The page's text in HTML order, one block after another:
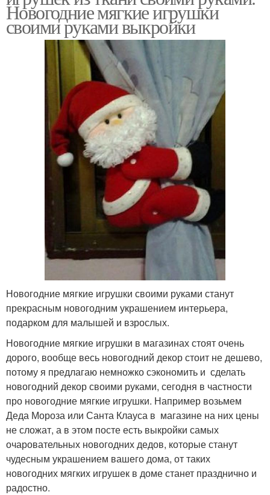
Новогодние мягкие игрушки
своими руками выкройки
Новогодние мягкие игрушки своими руками станут
прекрасным новогодним украшением интерьера,
подарком для малышей и взрослых.
Новогодние мягкие игрушки в магазинах стоят очень
дорого, вообще весь новогодний декор стоит не дешево,
потому я предлагаю немножко сэкономить и сделать
новогодний декор своими руками, сегодня в частности
про новогодние мягкие игрушки. Например возьмем
Деда Мороза или Санта Клауса в магазине на них цены
не сложат, а в этом посте есть выкройки самых
очаровательных новогодних дедов, которые станут
чудесным украшением вашего дома, от таких
новогодних мягких игрушек в доме станет празднично и
радостно.